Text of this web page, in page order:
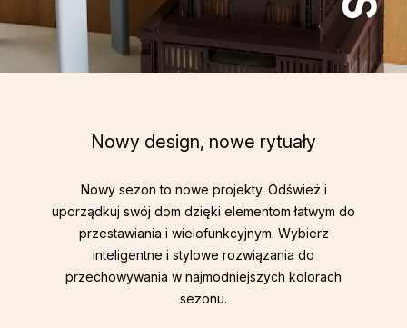
Nowy design, nowe rytuały
Nowy sezon to nowe projekty. Odśwież i
uporządkuj swój dom dzięki elementom łatwym do
przestawiania i wielofunkcyjnym. Wybierz
inteligentne i stylowe rozwiązania do
przechowywania w najmodniejszych kolorach
sezonu.